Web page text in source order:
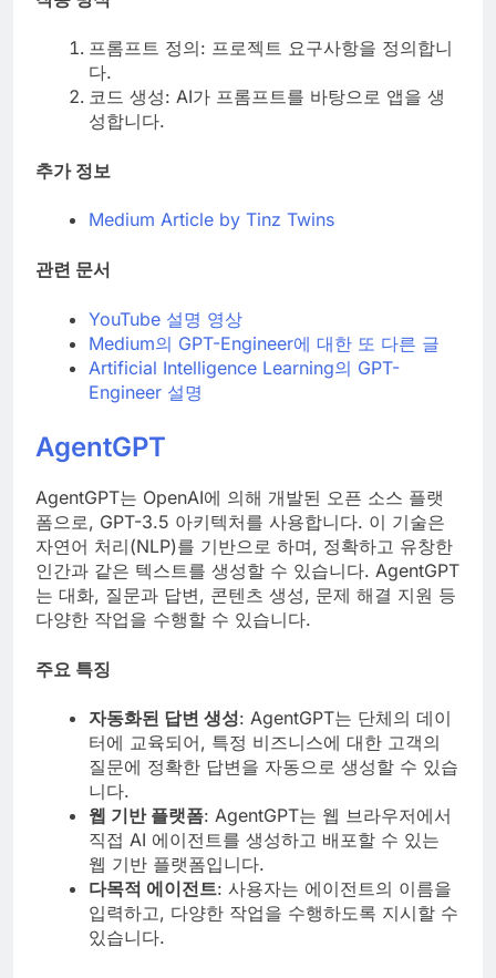
프롬프트 정의: 프로젝트 요구사항을 정의합니
다.
코드 생성: AI가 프롬프트를 바탕으로 앱을 생
성합니다.
추가 정보
Medium Article by Tinz Twins
관련 문서
YouTube 설명 영상
Medium의 GPT-Engineer에 대한 또 다른 글
Artificial Intelligence Learning의 GPT-
Engineer 설명
AgentGPT
AgentGPT는 OpenAI에 의해 개발된 오픈 소스 플랫
폼으로, GPT-3.5 아키텍처를 사용합니다. 이 기술은
자연어 처리(NLP)를 기반으로 하며, 정확하고 유창한
인간과 같은 텍스트를 생성할 수 있습니다. AgentGPT
는 대화, 질문과 답변, 콘텐츠 생성, 문제 해결 지원 등
다양한 작업을 수행할 수 있습니다.
주요 특징
자동화된 답변 생성: AgentGPT는 단체의 데이
터에 교육되어, 특정 비즈니스에 대한 고객의
질문에 정확한 답변을 자동으로 생성할 수 있습
니다.
웹 기반 플랫폼: AgentGPT는 웹 브라우저에서
직접 AI 에이전트를 생성하고 배포할 수 있는
웹 기반 플랫폼입니다.
다목적 에이전트: 사용자는 에이전트의 이름을
입력하고, 다양한 작업을 수행하도록 지시할 수
있습니다.